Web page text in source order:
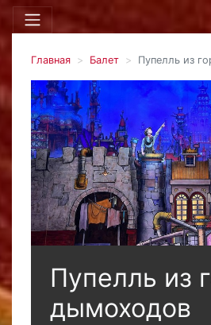
Главная Балет Пупелль из
Пупелль из
дымоходов